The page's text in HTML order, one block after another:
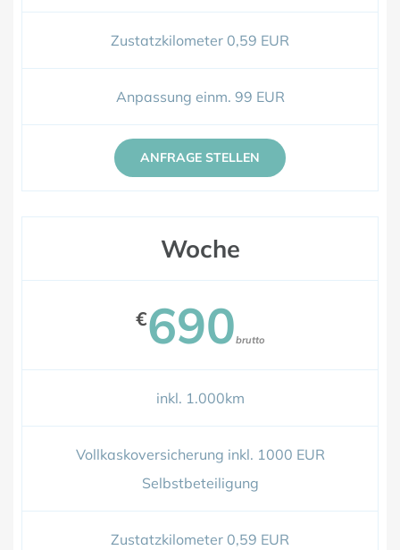
Zustatzkilometer 0,59 EUR
Anpassung einm. 99 EUR
ANFRAGE STELLEN
Woche
€690brutto
inkl. 1.000km
Vollkaskoversicherung inkl. 1000 EUR
Selbstbeteiligung
Zustatzkilometer 0,59 EUR